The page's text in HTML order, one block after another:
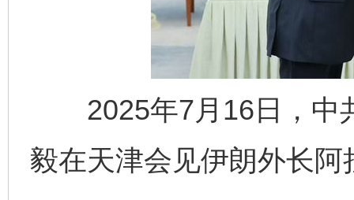
2025年7月16日，中
毅在天津会见伊朗外长阿